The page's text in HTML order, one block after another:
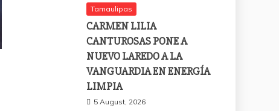
Tamaulipas
CARMEN LILIA
CANTUROSAS PONE A
NUEVO LAREDO A LA
VANGUARDIA EN ENERGÍA
LIMPIA
5 August, 2026